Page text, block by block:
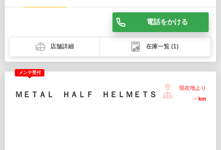
電話をかける
店舗詳細 在庫一覧 (1)
メンテ受付
ＭＥＴＡＬ ＨＡＬＦ ＨＥＬＭＥＴＳ
現在地より
-- km